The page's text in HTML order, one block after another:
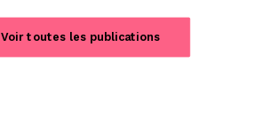
Voir toutes les publications